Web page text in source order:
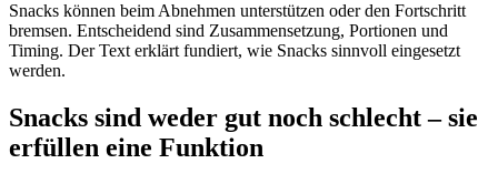
Snacks können beim Abnehmen unterstützen oder den Fortschritt
bremsen. Entscheidend sind Zusammensetzung, Portionen und
Timing. Der Text erklärt fundiert, wie Snacks sinnvoll eingesetzt
werden.
Snacks sind weder gut noch schlecht – sie
erfüllen eine Funktion